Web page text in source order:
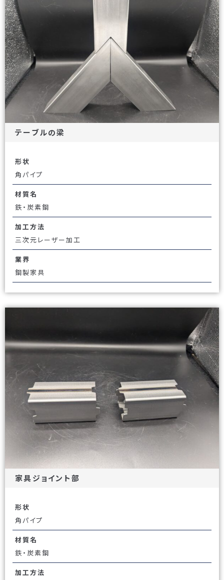
テーブルの梁
形状
角パイプ
材質名
鉄・炭素鋼
加工方法
三次元レーザー加工
業界
鋼製家具
家具ジョイント部
形状
角パイプ
材質名
鉄・炭素鋼
加工方法